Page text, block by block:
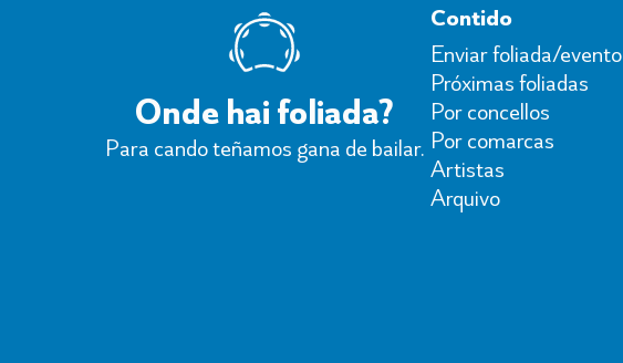
Onde hai foliada?
Para cando teñamos gana de bailar.
Contido
Enviar foliada/evento
Próximas foliadas
Por concellos
Por comarcas
Artistas
Arquivo